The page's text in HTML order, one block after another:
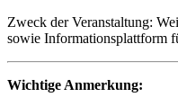
Zweck der Veranstaltung:
sowie Informationsplattform
Wichtige Anmerkung: